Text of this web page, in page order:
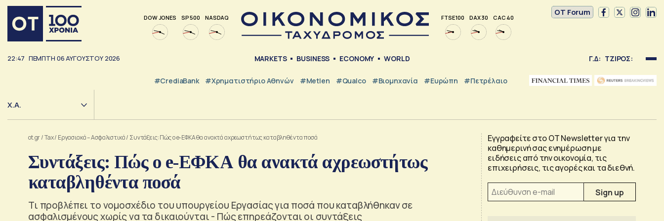
DOW JONES SP 500 NASDAQ FTSE 100 DAX 30 CAC 40
OT Forum
22:47 ΠΕΜΠΤΗ 06ΑΥΓΟΥΣΤΟΥ 2026 MARKETS BUSINESS ECONOMY WORLD Γ.Δ: ΤΖΙΡΟΣ:
#CrediaBank #Χρηματιστήριο Αθηνών #metlen #Qualco #Βιομηχανία #Ευρώπη #Πετρέλαιο
Χ.Α.
ot.gr/Tax/ Εργασιακά – Ασφαλιστικά/ Συντάξεις: Πώς ο e-ΕΦΚΑ θα ανακτά αχρεωστήτως καταβληθέντα ποσά
Συντάξεις: Πώς ο e-ΕΦΚΑ θα ανακτά αχρεωστήτως
καταβληθέντα ποσά
Τι προβλέπει το νομοσχέδιο του υπουργείου Εργασίας για ποσά που καταβλήθηκαν σε
ασφαλισμένους χωρίς να τα δικαιούνται - Πώς επηρεάζονται οι συντάξεις
Εγγραφείτε στο OT Newsletter για την
καθημερινή σας ενημέρωση με
ειδήσεις από την οικονομία, τις
επιχειρήσεις, τις αγορές και τα διεθνή.